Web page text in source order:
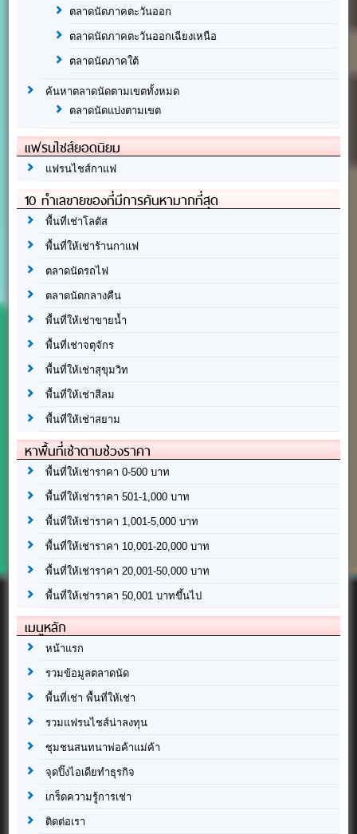
ตลาดนัดภาคตะวันออก
ตลาดนัดภาคตะวันออกเฉียงเหนือ
ตลาดนัดภาคใต้
ค้นหาตลาดนัดตามเขตทั้งหมด
ตลาดนัดแบ่งตามเขต
แฟรนไชส์ยอดนิยม
แฟรนไชส์กาแฟ
10 ทำเลขายของที่มีการค้นหามากที่สุด
พื้นที่เช่าโลตัส
พื้นที่ให้เช่าร้านกาแฟ
ตลาดนัดรถไฟ
ตลาดนัดกลางคืน
พื้นที่ให้เช่าขายน้ำ
พื้นที่เช่าจตุจักร
พื้นที่ให้เช่าสุขุมวิท
พื้นที่ให้เช่าสีลม
พื้นที่ให้เช่าสยาม
หาพื้นที่เช่าตามช่วงราคา
พื้นที่ให้เช่าราคา 0-500 บาท
พื้นที่ให้เช่าราคา 501-1,000 บาท
พื้นที่ให้เช่าราคา 1,001-5,000 บาท
พื้นที่ให้เช่าราคา 10,001-20,000 บาท
พื้นที่ให้เช่าราคา 20,001-50,000 บาท
พื้นที่ให้เช่าราคา 50,001 บาทขึ้นไป
เมนูหลัก
หน้าแรก
รวมข้อมูลตลาดนัด
พื้นที่เช่า พื้นที่ให้เช่า
รวมแฟรนไชส์น่าลงทุน
ชุมชนสนทนาพ่อค้าแม่ค้า
จุดปิ๊งไอเดียทำธุรกิจ
เกร็ดความรู้การเช่า
ติดต่อเรา